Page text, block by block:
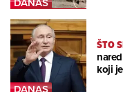
ŠTO
koji